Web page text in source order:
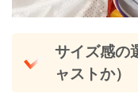
サイズ感の
ャストか）